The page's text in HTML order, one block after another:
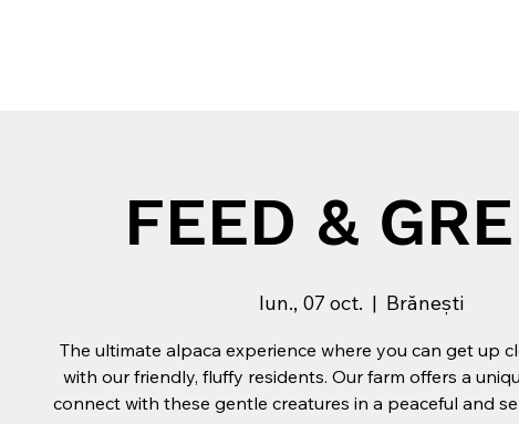
FEED &
lun., 07 oct.
  |
Brănești
The ultimate alpaca experience where you can get up
with our friendly, fluffy residents. Our farm offers a
connect with these gentle creatures in a peaceful and